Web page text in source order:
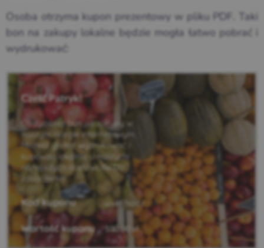
Osoba otrzyma kupon prezentowy w pliku PDF. Taki
bon na zakupy lokalne będzie mogła łatwo pobrać i
wydrukować: